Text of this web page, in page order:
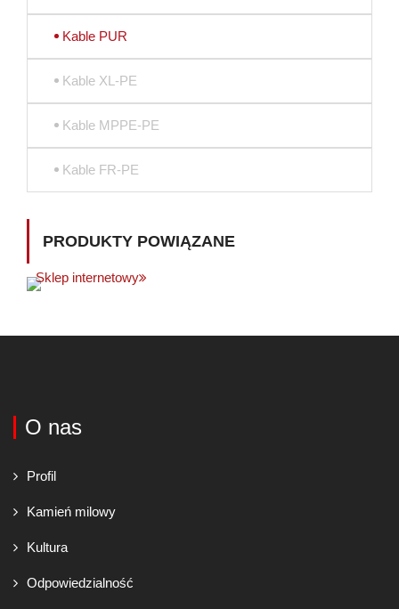
Kable PUR
Kable XL-PE
Kable MPPE-PE
Kable FR-PE
PRODUKTY POWIĄZANE
Sklep internetowy
O nas
Profil
Kamień milowy
Kultura
Odpowiedzialność